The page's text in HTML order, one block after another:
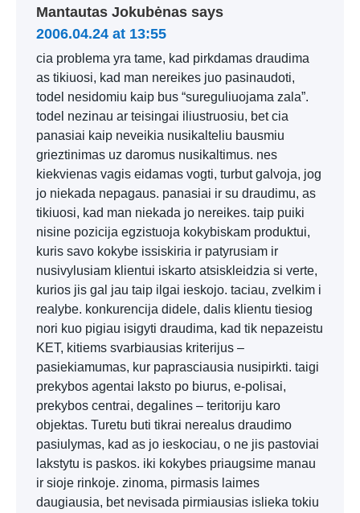
Mantautas Jokubėnas says
2006.04.24 at 13:55
cia problema yra tame, kad pirkdamas draudima
as tikiuosi, kad man nereikes juo pasinaudoti,
todel nesidomiu kaip bus “sureguliuojama zala”.
todel nezinau ar teisingai iliustruosiu, bet cia
panasiai kaip neveikia nusikalteliu bausmiu
grieztinimas uz daromus nusikaltimus. nes
kiekvienas vagis eidamas vogti, turbut galvoja, jog
jo niekada nepagaus. panasiai ir su draudimu, as
tikiuosi, kad man niekada jo nereikes. taip puiki
nisine pozicija egzistuoja kokybiskam produktui,
kuris savo kokybe issiskiria ir patyrusiam ir
nusivylusiam klientui iskarto atsiskleidzia si verte,
kurios jis gal jau taip ilgai ieskojo. taciau, zvelkim i
realybe. konkurencija didele, dalis klientu tiesiog
nori kuo pigiau isigyti draudima, kad tik nepazeistu
KET, kitiems svarbiausias kriterijus –
pasiekiamumas, kur paprasciausia nusipirkti. taigi
prekybos agentai laksto po biurus, e-polisai,
prekybos centrai, degalines – teritoriju karo
objektas. Turetu buti tikrai nerealus draudimo
pasiulymas, kad as jo ieskociau, o ne jis pastoviai
lakstytu is paskos. iki kokybes priaugsime manau
ir sioje rinkoje. zinoma, pirmasis laimes
daugiausia, bet nevisada pirmiausias islieka tokiu